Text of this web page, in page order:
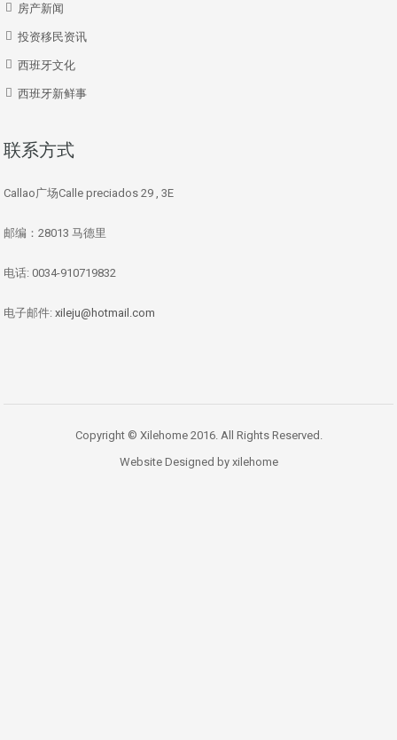
房产新闻
投资移民资讯
西班牙文化
西班牙新鲜事
联系方式
Callao广场Calle preciados 29 , 3E
邮编：28013 马德里
电话: 0034-910719832
电子邮件: xileju@hotmail.com
Copyright © Xilehome 2016. All Rights Reserved.
Website Designed by xilehome